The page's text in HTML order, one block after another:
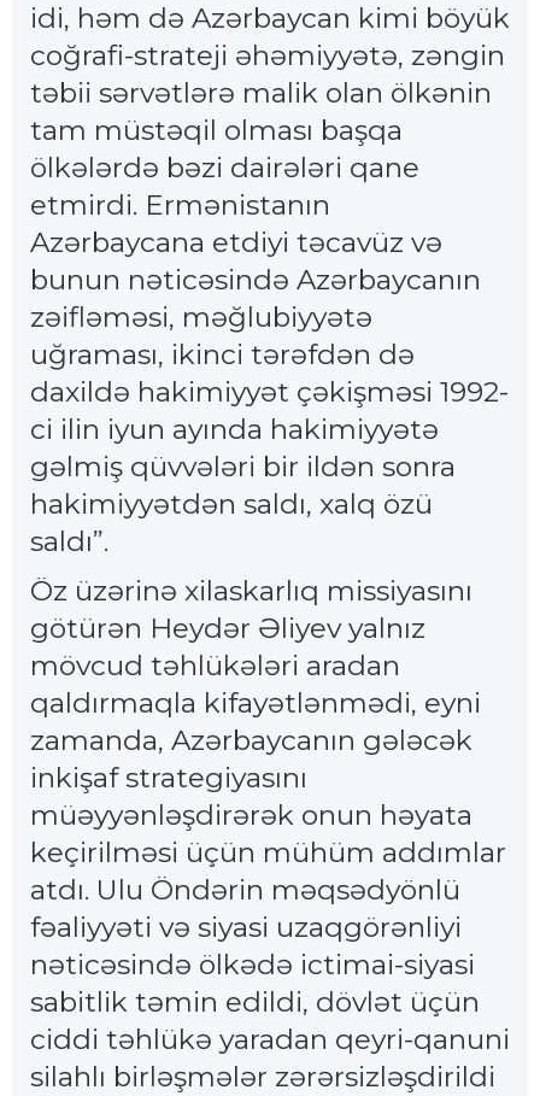
idi, həm də Azərbaycan kimi böyük
coğrafi-strateji əhəmiyyətə, zəngin
təbii sərvətlərə malik olan ölkənin
tam müstəqil olması başqa
ölkələrdə bəzi dairələri qane
etmirdi. Ermənistanın
Azərbaycana etdiyi təcavüz və
bunun nəticəsində Azərbaycanın
zəifləməsi, məğlubiyyətə
uğraması, ikinci tərəfdən də
daxildə hakimiyyət çəkişməsi 1992-
ci ilin iyun ayında hakimiyyətə
gəlmiş qüvvələri bir ildən sonra
hakimiyyətdən saldı, xalq özü
saldı”.
Öz üzərinə xilaskarlıq missiyasını
götürən Heydər Əliyev yalnız
mövcud təhlükələri aradan
qaldırmaqla kifayətlənmədi, eyni
zamanda, Azərbaycanın gələcək
inkişaf strategiyasını
müəyyənləşdirərək onun həyata
keçirilməsi üçün mühüm addımlar
atdı. Ulu Öndərin məqsədyönlü
fəaliyyəti və siyasi uzaqgörənliyi
nəticəsində ölkədə ictimai-siyasi
sabitlik təmin edildi, dövlət üçün
ciddi təhlükə yaradan qeyri-qanuni
silahlı birləşmələr zərərsizləşdirildi